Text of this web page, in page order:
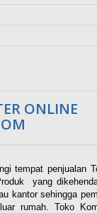
ONLINE
tempat penjualan
yang
kantor sehingga
rumah. Toko